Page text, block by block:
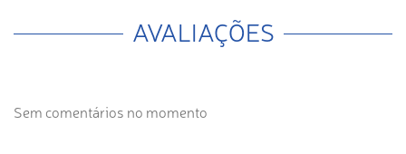
AVALIAÇÕES
Sem comentários no momento